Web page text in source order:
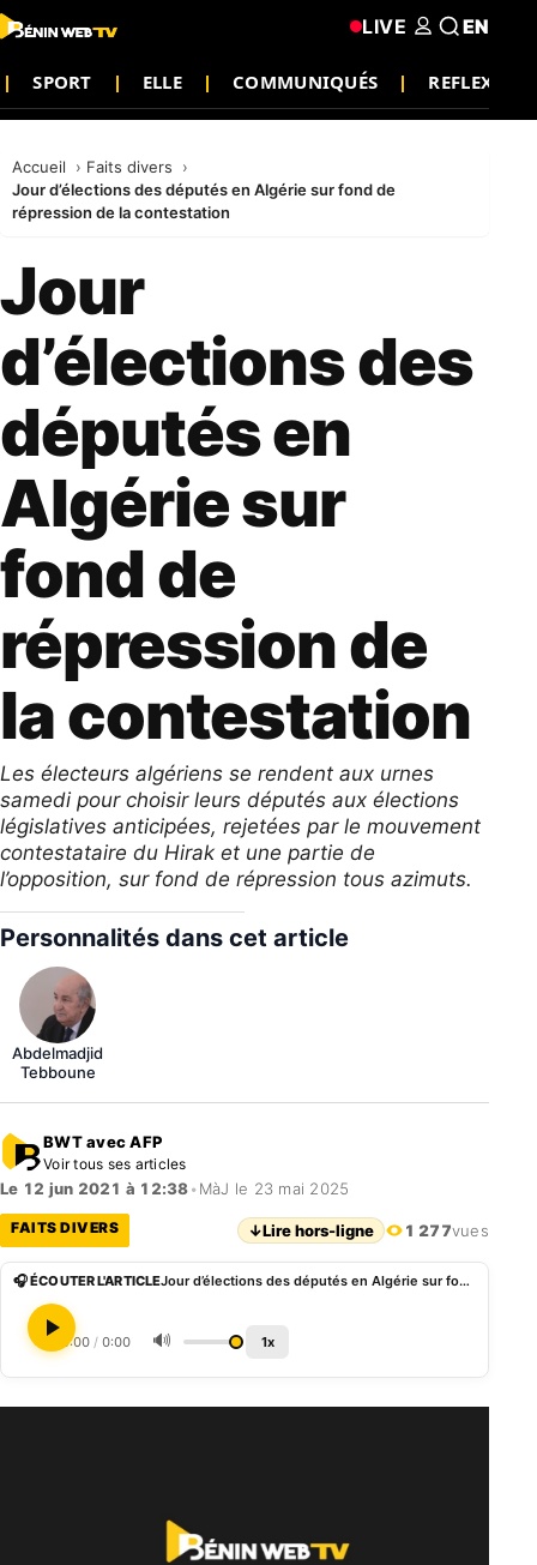
SPORT ELLE COMMUNIQUÉS
LIVE EN
Accueil
Faits divers
Jour d’élections des députés en Algérie sur fond de
répression de la contestation
Jour
d’élections des
députés en
Algérie sur
fond de
répression de
la contestation
Les électeurs algériens se rendent aux urnes
samedi pour choisir leurs députés aux élections
législatives anticipées, rejetées par le mouvement
contestataire du Hirak et une partie de
l’opposition, sur fond de répression tous azimuts.
Personnalités dans cet article
Abdelmadjid
Tebboune
BWT avec AFP
Voir tous ses articles
Le 12 jun 2021 à 12:38• MàJ le 23 mai 2025
FAITS DIVERS ↓Lire hors-ligne 1 277vues
🎧 ÉCOUTER L'ARTICLE Jour d’élections des députés en Algérie sur fond de répression de la contestation
0:00 / 0:00 🔊 1x